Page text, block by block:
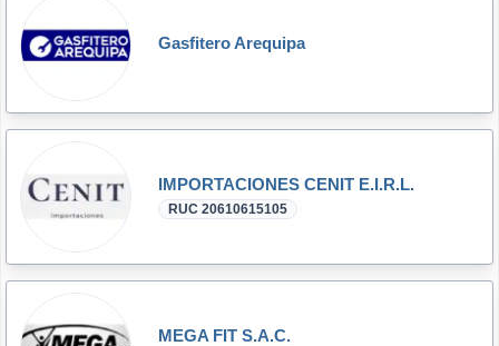
Gasfitero Arequipa
IMPORTACIONES CENIT E.I.R.L.
RUC 20610615105
MEGA FIT S.A.C.